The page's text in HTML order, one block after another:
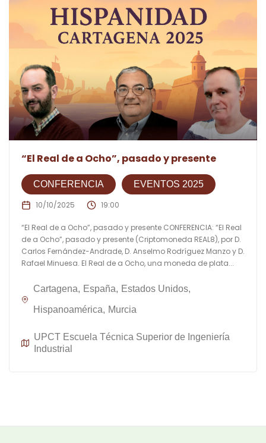
“El Real de a Ocho”, pasado y presente
CONFERENCIA EVENTOS 2025
10/10/2025 19:00
“El Real de a Ocho”, pasado y presente CONFERENCIA: “El Real
de a Ocho”, pasado y presente (Criptomoneda REAL8), por D.
Carlos Fernández-Andrade, D. Anselmo Rodríguez Manzo y D.
Rafael Minuesa. El Real de a Ocho, una moneda de plata...
Cartagena España Estados Unidos
Hispanoamérica Murcia
UPCT Escuela Técnica Superior de Ingeniería
Industrial